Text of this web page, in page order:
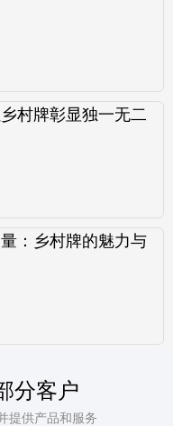
村牌彰显独一无二
：乡村牌的魅力与
分客户
提供产品和服务